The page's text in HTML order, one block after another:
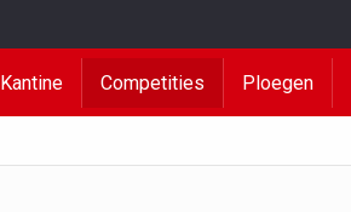
Kantine Competities Ploegen